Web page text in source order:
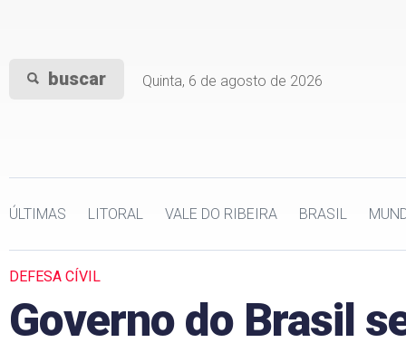
buscar Quinta, 6 de agosto de 2026
ÚLTIMAS LITORAL VALE DO RIBEIRA BRASIL
DEFESA CÍVIL
Governo do Brasil